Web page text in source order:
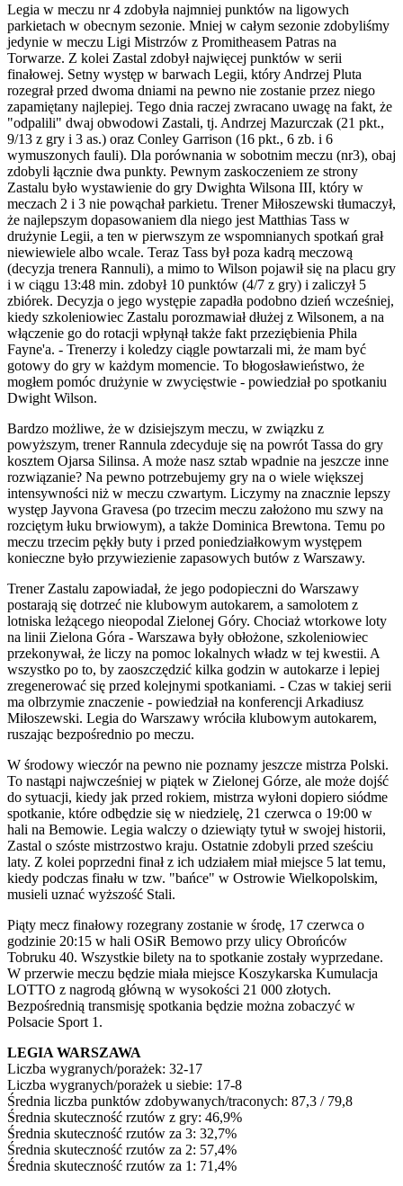
Legia w meczu nr 4 zdobyła najmniej punktów na ligowych
parkietach w obecnym sezonie. Mniej w całym sezonie zdobyliśmy
jedynie w meczu Ligi Mistrzów z Promitheasem Patras na
Torwarze. Z kolei Zastal zdobył najwięcej punktów w serii
finałowej. Setny występ w barwach Legii, który Andrzej Pluta
rozegrał przed dwoma dniami na pewno nie zostanie przez niego
zapamiętany najlepiej. Tego dnia raczej zwracano uwagę na fakt, że
"odpalili" dwaj obwodowi Zastali, tj. Andrzej Mazurczak (21 pkt.,
9/13 z gry i 3 as.) oraz Conley Garrison (16 pkt., 6 zb. i 6
wymuszonych fauli). Dla porównania w sobotnim meczu (nr3), obaj
zdobyli łącznie dwa punkty. Pewnym zaskoczeniem ze strony
Zastalu było wystawienie do gry Dwighta Wilsona III, który w
meczach 2 i 3 nie powąchał parkietu. Trener Miłoszewski tłumaczył,
że najlepszym dopasowaniem dla niego jest Matthias Tass w
drużynie Legii, a ten w pierwszym ze wspomnianych spotkań grał
niewiewiele albo wcale. Teraz Tass był poza kadrą meczową
(decyzja trenera Rannuli), a mimo to Wilson pojawił się na placu gry
i w ciągu 13:48 min. zdobył 10 punktów (4/7 z gry) i zaliczył 5
zbiórek. Decyzja o jego występie zapadła podobno dzień wcześniej,
kiedy szkoleniowiec Zastalu porozmawiał dłużej z Wilsonem, a na
włączenie go do rotacji wpłynął także fakt przeziębienia Phila
Fayne'a. - Trenerzy i koledzy ciągle powtarzali mi, że mam być
gotowy do gry w każdym momencie. To błogosławieństwo, że
mogłem pomóc drużynie w zwycięstwie - powiedział po spotkaniu
Dwight Wilson.
Bardzo możliwe, że w dzisiejszym meczu, w związku z
powyższym, trener Rannula zdecyduje się na powrót Tassa do gry
kosztem Ojarsa Silinsa. A może nasz sztab wpadnie na jeszcze inne
rozwiązanie? Na pewno potrzebujemy gry na o wiele większej
intensywności niż w meczu czwartym. Liczymy na znacznie lepszy
występ Jayvona Gravesa (po trzecim meczu założono mu szwy na
rozciętym łuku brwiowym), a także Dominica Brewtona. Temu po
meczu trzecim pękły buty i przed poniedziałkowym występem
konieczne było przywiezienie zapasowych butów z Warszawy.
Trener Zastalu zapowiadał, że jego podopieczni do Warszawy
postarają się dotrzeć nie klubowym autokarem, a samolotem z
lotniska leżącego nieopodal Zielonej Góry. Chociaż wtorkowe loty
na linii Zielona Góra - Warszawa były obłożone, szkoleniowiec
przekonywał, że liczy na pomoc lokalnych władz w tej kwestii. A
wszystko po to, by zaoszczędzić kilka godzin w autokarze i lepiej
zregenerować się przed kolejnymi spotkaniami. - Czas w takiej serii
ma olbrzymie znaczenie - powiedział na konferencji Arkadiusz
Miłoszewski. Legia do Warszawy wróciła klubowym autokarem,
ruszając bezpośrednio po meczu.
W środowy wieczór na pewno nie poznamy jeszcze mistrza Polski.
To nastąpi najwcześniej w piątek w Zielonej Górze, ale może dojść
do sytuacji, kiedy jak przed rokiem, mistrza wyłoni dopiero siódme
spotkanie, które odbędzie się w niedzielę, 21 czerwca o 19:00 w
hali na Bemowie. Legia walczy o dziewiąty tytuł w swojej historii,
Zastal o szóste mistrzostwo kraju. Ostatnie zdobyli przed sześciu
laty. Z kolei poprzedni finał z ich udziałem miał miejsce 5 lat temu,
kiedy podczas finału w tzw. "bańce" w Ostrowie Wielkopolskim,
musieli uznać wyższość Stali.
Piąty mecz finałowy rozegrany zostanie w środę, 17 czerwca o
godzinie 20:15 w hali OSiR Bemowo przy ulicy Obrońców
Tobruku 40. Wszystkie bilety na to spotkanie zostały wyprzedane.
W przerwie meczu będzie miała miejsce Koszykarska Kumulacja
LOTTO z nagrodą główną w wysokości 21 000 złotych.
Bezpośrednią transmisję spotkania będzie można zobaczyć w
Polsacie Sport 1.
LEGIA WARSZAWA
Liczba wygranych/porażek: 32-17
Liczba wygranych/porażek u siebie: 17-8
Średnia liczba punktów zdobywanych/traconych: 87,3 / 79,8
Średnia skuteczność rzutów z gry: 46,9%
Średnia skuteczność rzutów za 3: 32,7%
Średnia skuteczność rzutów za 2: 57,4%
Średnia skuteczność rzutów za 1: 71,4%